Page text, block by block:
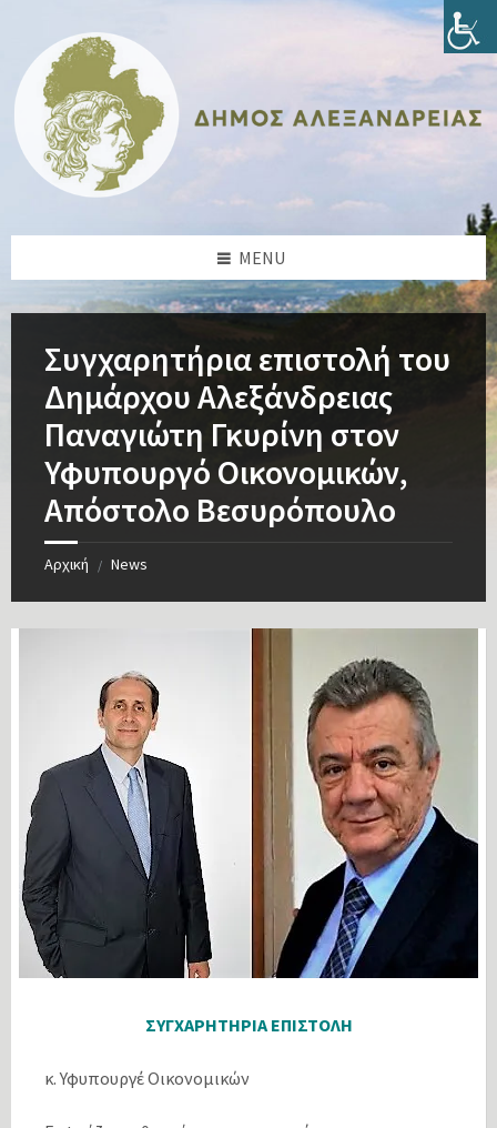
content
sidebar
sidebar
footer
MENU
Συγχαρητήρια επιστολή του
Δημάρχου Αλεξάνδρειας
Παναγιώτη Γκυρίνη στον
Υφυπουργό Οικονομικών,
Απόστολο Βεσυρόπουλο
Αρχική / News
ΣΥΓΧΑΡΗΤΗΡΙΑ ΕΠΙΣΤΟΛΗ
κ. Υφυπουργέ Οικονομικών